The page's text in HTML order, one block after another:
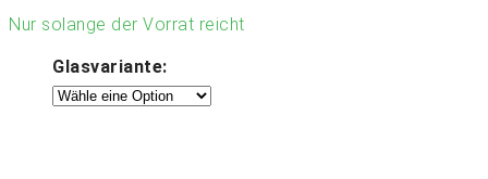
Nur solange der Vorrat reicht
Glasvariante: